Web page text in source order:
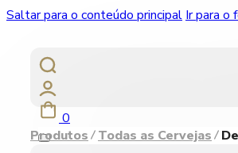
Saltar para o conteúdo principal Ir para o
0
Produtos
Todas as Cervejas